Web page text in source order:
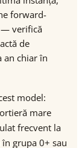
forward-
— verifică
de
an chiar în
model:
mare
frecvent la
grupa 0+ sau